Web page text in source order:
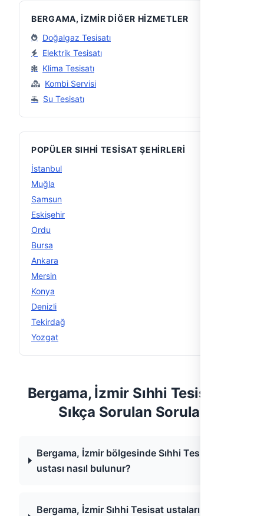
BERGAMA, İZMIR DIĞER HIZMETLER
Doğalgaz Tesisatı
Elektrik Tesisatı
Klima Tesisatı
Kombi Servisi
Su Tesisatı
POPÜLER SIHHI TESISAT ŞEHIRLERI
İstanbul
Muğla
Samsun
Eskişehir
Ordu
Bursa
Ankara
Mersin
Konya
Denizli
Tekirdağ
Yozgat
Bergama, İzmir Sıhhi Tesisat —
Sıkça Sorulan Sorular
Bergama, İzmir bölgesinde Sıhhi Tesisat
ustası nasıl bulunur?
Bergama, İzmir Sıhhi Tesisat ustaları acil